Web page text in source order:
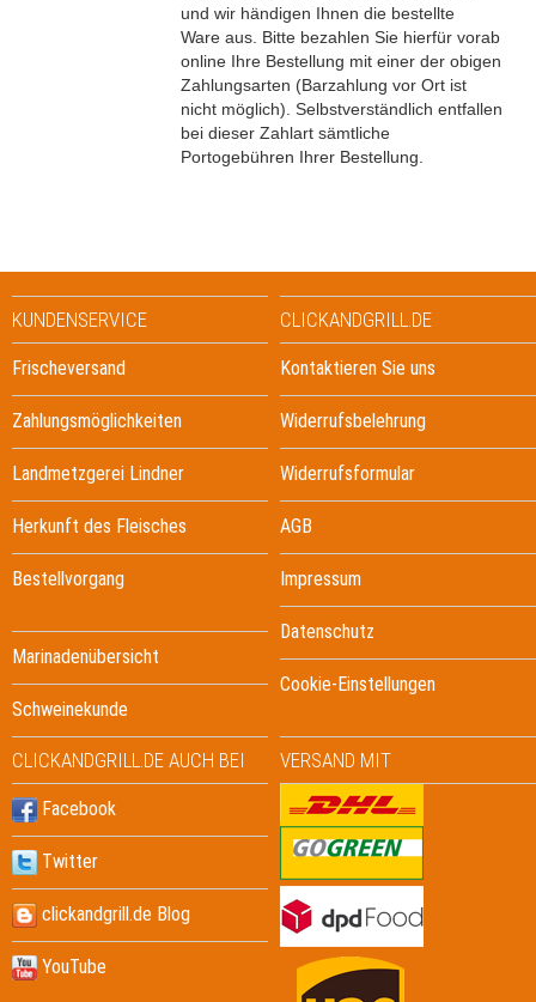
und wir händigen Ihnen die bestellte
Ware aus. Bitte bezahlen Sie hierfür vorab
online Ihre Bestellung mit einer der obigen
Zahlungsarten (Barzahlung vor Ort ist
nicht möglich). Selbstverständlich entfallen
bei dieser Zahlart sämtliche
Portogebühren Ihrer Bestellung.
KUNDENSERVICE
Frischeversand
Zahlungsmöglichkeiten
Landmetzgerei Lindner
Herkunft des Fleisches
Bestellvorgang
Marinadenübersicht
Schweinekunde
CLICKANDGRILL.DE
Kontaktieren Sie uns
Widerrufsbelehrung
Widerrufsformular
AGB
Impressum
Datenschutz
Cookie-Einstellungen
CLICKANDGRILL.DE AUCH BEI
Facebook
Twitter
clickandgrill.de Blog
YouTube
VERSAND MIT